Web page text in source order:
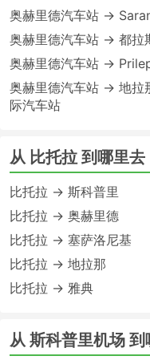
奥赫里德汽车站 →
奥赫里德汽车站 → 都拉
奥赫里德汽车站 →
奥赫里德汽车站 → 地拉
际汽车站
从 比托拉 到哪里去
比托拉 → 斯科普里
比托拉 → 奥赫里德
比托拉 → 塞萨洛尼基
比托拉 → 地拉那
比托拉 → 雅典
从 斯科普里机场 到